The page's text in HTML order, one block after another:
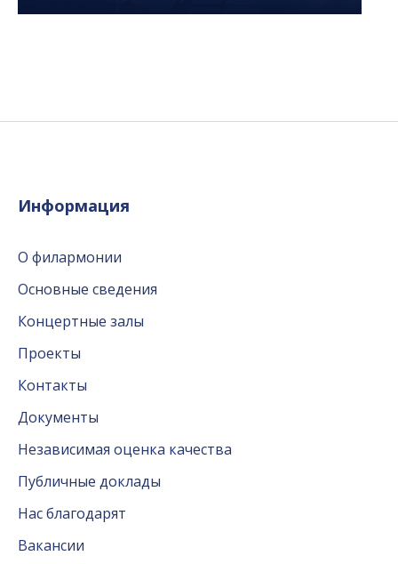
Информация
О филармонии
Основные сведения
Концертные залы
Проекты
Контакты
Документы
Независимая оценка качества
Публичные доклады
Нас благодарят
Вакансии